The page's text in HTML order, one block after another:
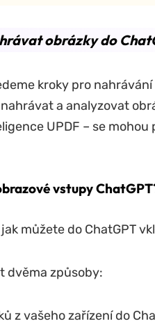
obrázky do
kroky pro nahrávání
a analyzovat
UPDF – se
vstupy
můžete do ChatGPT
dvěma způsoby:
z vašeho zařízení do